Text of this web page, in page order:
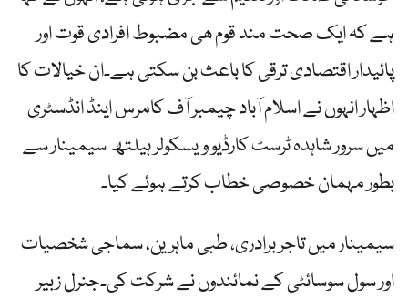
ہے کہ ایک صحت مند قوم ھی مضبوط افرادی قوت اور
پائیدار اقتصادی ترقی کا باعث بن سکتی ہے۔ان خیالات کا
اظہار انہوں نے اسلام آباد چیمبر آف کامرس اینڈ انڈسٹری
میں سرور شاہدہ ٹرسٹ کارڈیو ویسکولر ہیلتھ سیمینار سے
بطور مہمان خصوصی خطاب کرتے ہوئے کیا۔
سیمینار میں تاجر برادری، طبی ماہرین، سماجی شخصیات
اور سول سوسائٹی کے نمائندوں نے شرکت کی۔جنرل زبیر